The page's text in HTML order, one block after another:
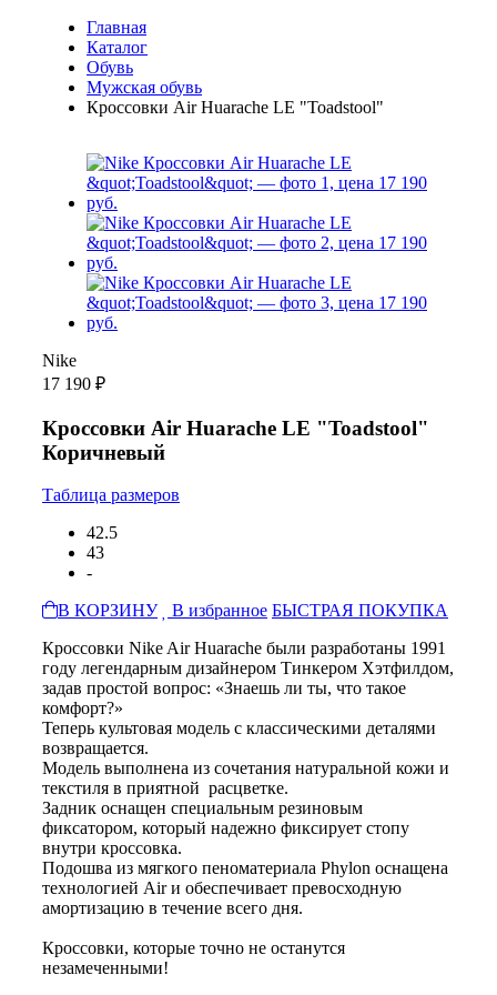
Главная
Каталог
Обувь
Мужская обувь
Кроссовки Air Huarache LE "Toadstool"
Nike
17 190 ₽
Кроссовки Air Huarache LE "Toadstool"
Коричневый
Таблица размеров
42.5
43
-
В КОРЗИНУ
В избранное БЫСТРАЯ ПОКУПКА
Кроссовки Nike Air Huarache были разработаны 1991
году легендарным дизайнером Тинкером Хэтфилдом,
задав простой вопрос: «Знаешь ли ты, что такое
комфорт?»
Теперь культовая модель с классическими деталями
возвращается.
Модель выполнена из сочетания натуральной кожи и
текстиля в приятной расцветке.
Задник оснащен специальным резиновым
фиксатором, который надежно фиксирует стопу
внутри кроссовка.
Подошва из мягкого пеноматериала Phylon оснащена
технологией Air и обеспечивает превосходную
амортизацию в течение всего дня.
Кроссовки, которые точно не останутся
незамеченными!